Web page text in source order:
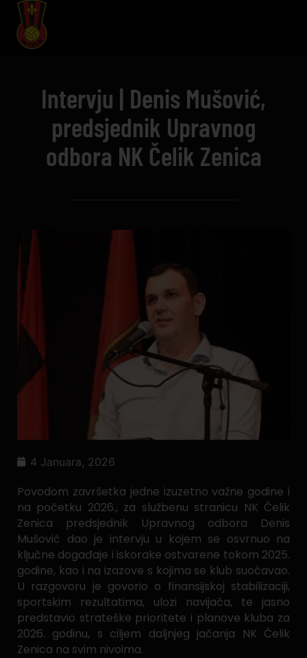
Intervju | Denis Mušović,
predsjednik Upravnog
odbora NK Čelik Zenica
4 Januara, 2026
Povodom završetka jedne izuzetno važne godine i
na početku 2026., za službenu stranicu NK Čelik
Zenica predsjednik Upravnog odbora Denis
Mušović dao je intervju u kojem se osvrnuo na
ključne događaje i iskorake ostvarene tokom 2025.
godine, kao i na izazove s kojima se klub suočavao.
U razgovoru je govorio o finansijskoj stabilizaciji,
sportskim rezultatima, ulozi navijača, te jasno
predstavio strateške prioritete i planove kluba za
2026. godinu, s ciljem daljnjeg jačanja NK Čelik
Zenica na svim nivoima.